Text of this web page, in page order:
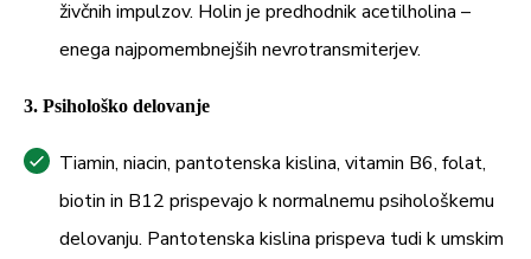
živčnih impulzov. Holin je predhodnik acetilholina –
enega najpomembnejših nevrotransmiterjev.
3. Psihološko delovanje
Tiamin, niacin, pantotenska kislina, vitamin B6, folat,
biotin in B12 prispevajo k normalnemu psihološkemu
delovanju. Pantotenska kislina prispeva tudi k umskim